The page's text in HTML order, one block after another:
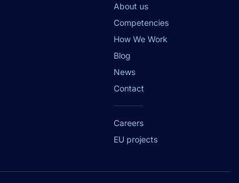
About us
Competencies
How We Work
Blog
News
Contact
Careers
EU projects